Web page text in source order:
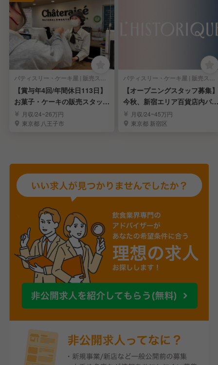
パティスリー・ケーキ屋 | 販売スタッフ
【賞与年4回/年間休日113日】
お菓子・ケーキの販売スタッフ
のお仕事です！
月収/24~26万円
東京都 八王子市
パティスリー・ケーキ屋 | 販売スタッフ
【オープニングスタッフ募集】
今秋、新宿エリア百貨店内パテ
ィスリー
月収/24~45万円
東京都 新宿区